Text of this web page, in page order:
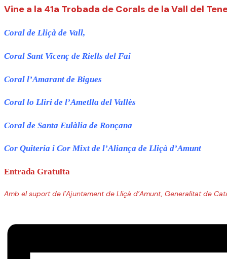
Vine a la 41a Trobada de Corals de la Vall del
Coral de Lliçà de Vall,
Coral Sant Vicenç de Riells del Fai
Coral l’Amarant de Bigues
Coral lo Lliri de l’Ametlla del Vallès
Coral de Santa Eulàlia de Ronçana
Cor Quiteria i Cor Mixt de l’Aliança de Lliçà d’Amunt
Entrada Gratuïta
Amb el suport de l’Ajuntament de Lliçà d’Amunt, Generalitat de